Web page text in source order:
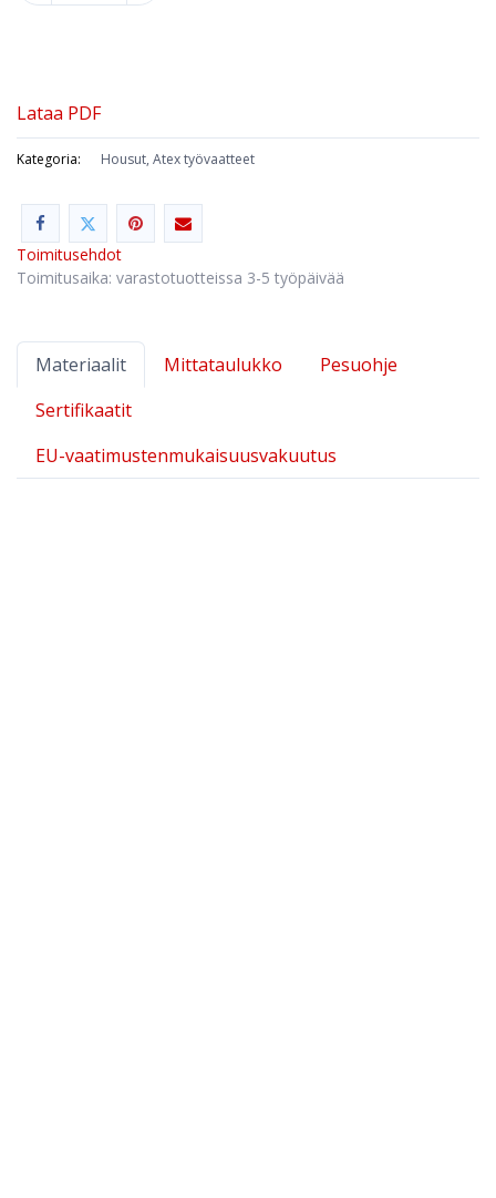
Lataa PDF
Kategoria: Housut, Atex työvaatteet
Toimitusehdot
Toimitusaika: varastotuotteissa 3-5 työpäivää
Materiaalit Mittataulukko
Pesuohje
Sertifikaatit
EU-vaatimustenmukaisuusvakuutus